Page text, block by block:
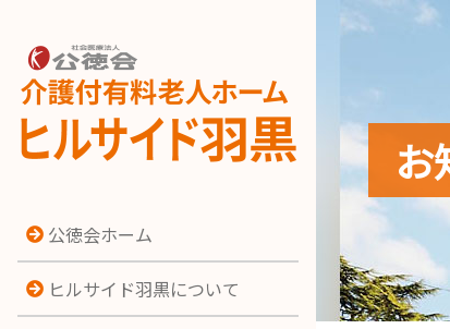
公徳会ホーム
ヒルサイド羽黒について
お